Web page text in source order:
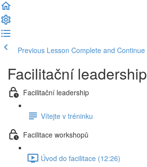
Previous Lesson Complete and Continue
Facilitační leadership
Facilitační leadership
Vítejte v tréninku
Facilitace workshopů
Úvod do facilitace (12:26)